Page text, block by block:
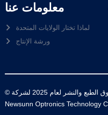
معلومات عنا
لماذا تختار الولايات المتحدة
ورشة الإنتاج
© حقوق الطبع والنشر لعام 2025 لشركة Ningbo Hi-Tech Zone